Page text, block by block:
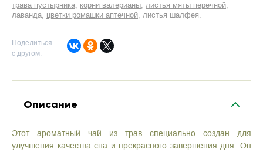
трава пустырника корни валерианы листья мяты перечной
лаванда цветки ромашки аптечной листья шалфея
Поделиться
с другом:
Описание
Этот ароматный чай из трав специально создан для
улучшения качества сна и прекрасного завершения дня. Он